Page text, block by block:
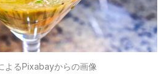
よるPixabayからの画像